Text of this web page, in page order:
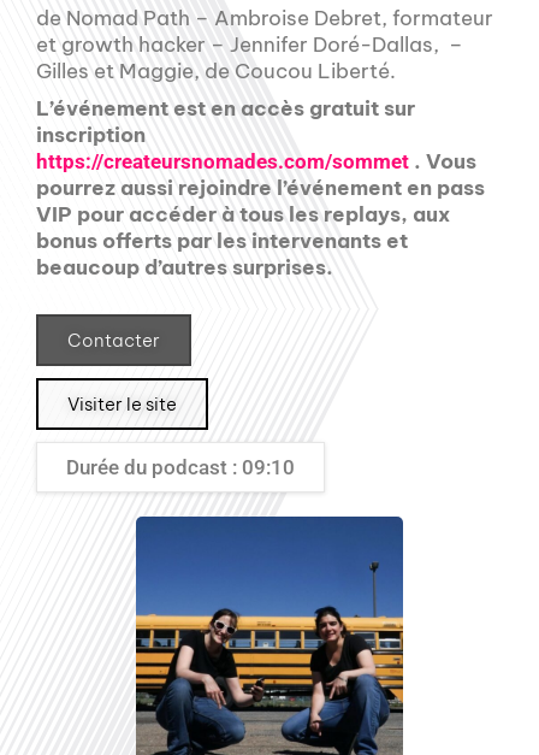
de Nomad Path – Ambroise Debret, formateur
et growth hacker – Jennifer Doré-Dallas, –
Gilles et Maggie, de Coucou Liberté.
L’événement est en accès gratuit sur
inscription
https://createursnomades.com/sommet . Vous
pourrez aussi rejoindre l’événement en pass
VIP pour accéder à tous les replays, aux
bonus offerts par les intervenants et
beaucoup d’autres surprises.
Contacter
Visiter le site
Durée du podcast : 09:10